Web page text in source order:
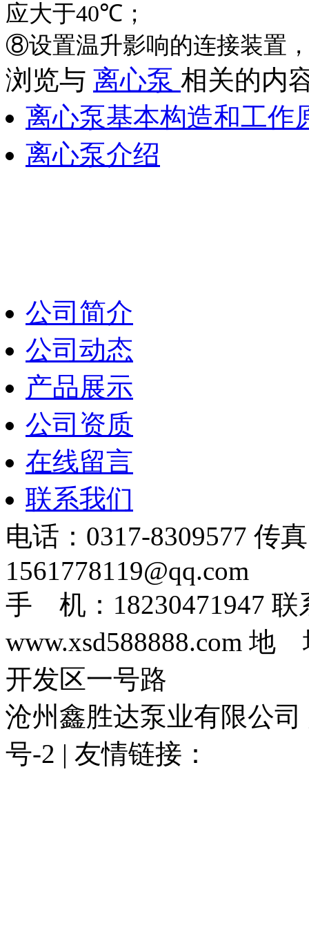
应大于40℃；
⑧设置温升影响的连接装置
浏览与 离心泵 相关的内
离心泵基本构造和工作
离心泵介绍
公司简介
公司动态
产品展示
公司资质
在线留言
联系我们
电话：0317-8309577 传
1561778119@qq.com
手 机：18230471947
www.xsd588888.com 地
开发区一号路
沧州鑫胜达泵业有限公司
号-2 | 友情链接：